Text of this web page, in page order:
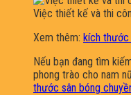
Việc thiết kế và thi
Xem thêm: kích thước
Nếu bạn đang tìm
phong trào cho nam
thước sân bóng